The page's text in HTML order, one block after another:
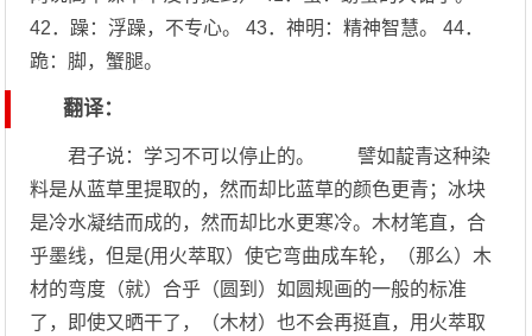
42．躁：浮躁，不专心。 43．神明：精神智慧。 44．
跪：脚，蟹腿。
翻译：
君子说：学习不可以停止的。 譬如靛青这种染
料是从蓝草里提取的，然而却比蓝草的颜色更青；冰块
是冷水凝结而成的，然而却比水更寒冷。木材笔直，合
乎墨线，但是(用火萃取）使它弯曲成车轮，（那么）木
材的弯度（就）合乎（圆到）如圆规画的一般的标准
了，即使又晒干了，（木材）也不会再挺直，用火萃取